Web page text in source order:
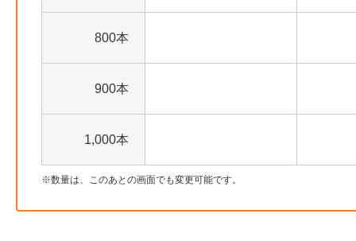
800本
900本
1,000本
数量は、このあとの画面でも変更可能です。